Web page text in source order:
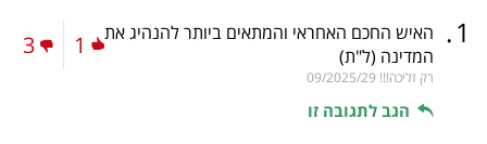
1
. האיש החכם האחראי והמתאים ביותר להנהיג את
המדינה (ל"ת)
רק זליכה!!! 09/2025/29
הגב לתגובה זו
1
3